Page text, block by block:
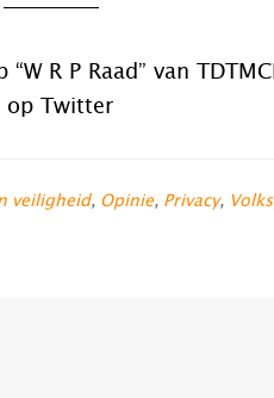
R P Raad” van
op Twitter
veiligheid, Opinie, Privacy,